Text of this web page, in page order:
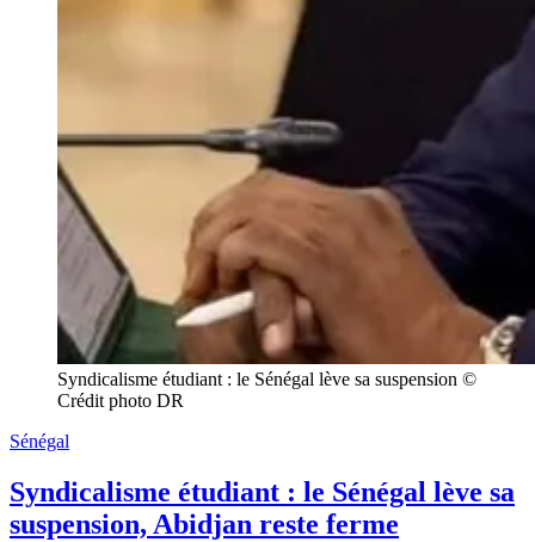
Syndicalisme étudiant : le Sénégal lève sa suspension ©
Crédit photo DR
Sénégal
Syndicalisme étudiant : le Sénégal lève sa
suspension, Abidjan reste ferme